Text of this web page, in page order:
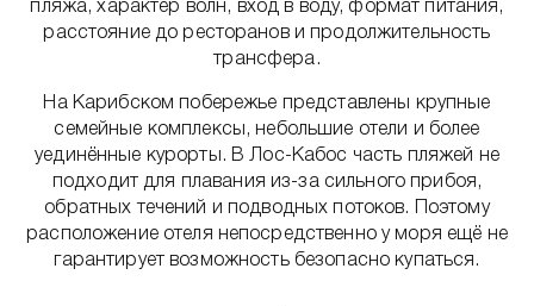
пляжа, характер волн, вход в воду, формат питания,
расстояние до ресторанов и продолжительность
трансфера.
На Карибском побережье представлены крупные
семейные комплексы, небольшие отели и более
уединённые курорты. В Лос-Кабос часть пляжей не
подходит для плавания из-за сильного прибоя,
обратных течений и подводных потоков. Поэтому
расположение отеля непосредственно у моря ещё не
гарантирует возможность безопасно купаться.